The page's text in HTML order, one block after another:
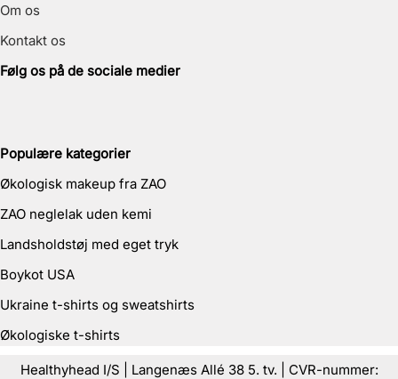
Om os
Kontakt os
Følg os på de sociale medier
Populære kategorier
Økologisk makeup fra ZAO
ZAO neglelak uden kemi
Landsholdstøj med eget tryk
Boykot USA
Ukraine t-shirts og sweatshirts
Økologiske t-shirts
Healthyhead I/S | Langenæs Allé 38 5. tv. | CVR-nummer: